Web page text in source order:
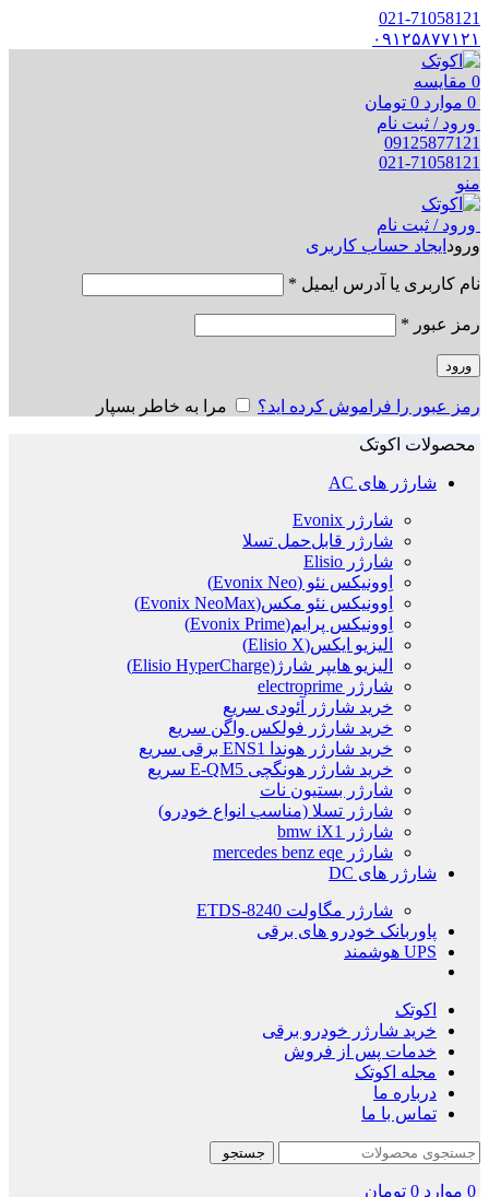
021-71058121
۰۹۱۲۵۸۷۷۱۲۱
0 مقایسه
0 موارد 0 تومان
ورود / ثبت نام
09125877121
021-71058121
منو
ورود / ثبت نام
ورود ایجاد حساب کاربری
نام کاربری یا آدرس ایمیل *
رمز عبور *
ورود
رمز عبور را فراموش کرده اید؟ مرا به خاطر بسپار
محصولات اکوتک
شارژر های AC
شارژر Evonix
شارژر قابل‌حمل تسلا
شارژر Elisio
اِوونیکس نئو (Evonix Neo)
اِوونیکس نئو مکس(Evonix NeoMax)
اِوونیکس پرایم(Evonix Prime)
الیزیو ایکس(Elisio X)
الیزیو هایپر شارژ(Elisio HyperCharge)
شارژر electroprime
خرید شارژر آئودی سریع
خرید شارژر فولکس واگن سریع
خرید شارژر هوندا ENS1 برقی سریع
خرید شارژر هونگچی E-QM5 سریع
شارژر بستیون نات
شارژر تسلا (مناسب انواع خودرو)
شارژر bmw iX1
شارژر mercedes benz eqe
شارژر های DC
شارژر مگاولت ETDS-8240
پاوربانک خودرو های برقی
UPS هوشمند
اکوتک
خرید شارژر خودرو برقی
خدمات پس از فروش
مجله اکوتک
درباره ما
تماس با ما
جستجو
0 موارد 0 تومان